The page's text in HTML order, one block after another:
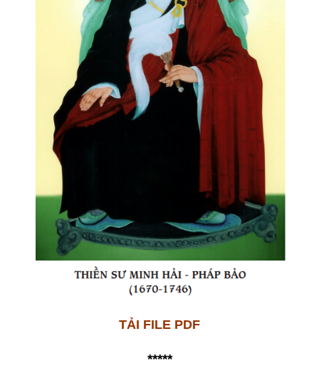
TẢI FILE PDF
*****